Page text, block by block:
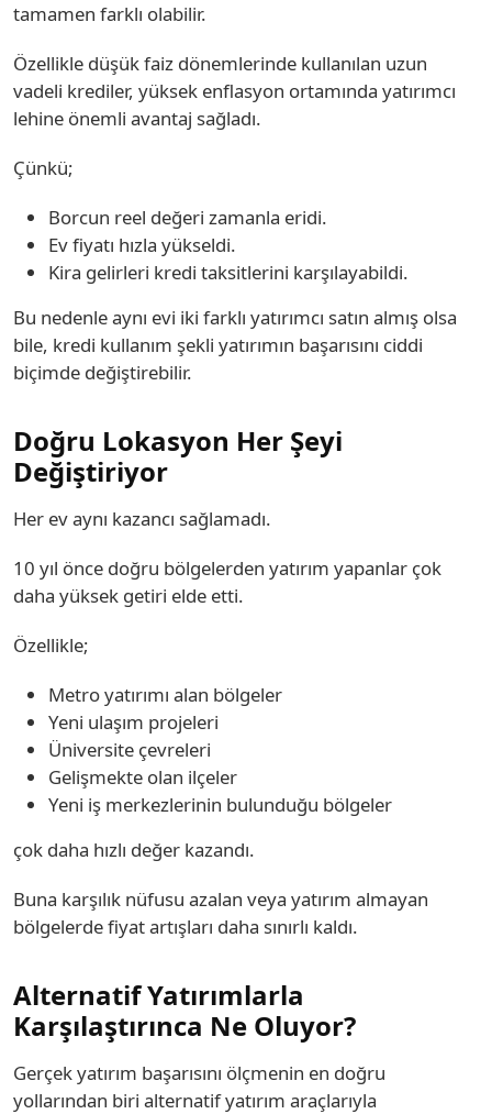
tamamen farklı olabilir.
Özellikle düşük faiz dönemlerinde kullanılan uzun
vadeli krediler, yüksek enflasyon ortamında yatırımcı
lehine önemli avantaj sağladı.
Çünkü;
Borcun reel değeri zamanla eridi.
Ev fiyatı hızla yükseldi.
Kira gelirleri kredi taksitlerini karşılayabildi.
Bu nedenle aynı evi iki farklı yatırımcı satın almış olsa
bile, kredi kullanım şekli yatırımın başarısını ciddi
biçimde değiştirebilir.
Doğru Lokasyon Her Şeyi
Değiştiriyor
Her ev aynı kazancı sağlamadı.
10 yıl önce doğru bölgelerden yatırım yapanlar çok
daha yüksek getiri elde etti.
Özellikle;
Metro yatırımı alan bölgeler
Yeni ulaşım projeleri
Üniversite çevreleri
Gelişmekte olan ilçeler
Yeni iş merkezlerinin bulunduğu bölgeler
çok daha hızlı değer kazandı.
Buna karşılık nüfusu azalan veya yatırım almayan
bölgelerde fiyat artışları daha sınırlı kaldı.
Alternatif Yatırımlarla
Karşılaştırınca Ne Oluyor?
Gerçek yatırım başarısını ölçmenin en doğru
yollarından biri alternatif yatırım araçlarıyla